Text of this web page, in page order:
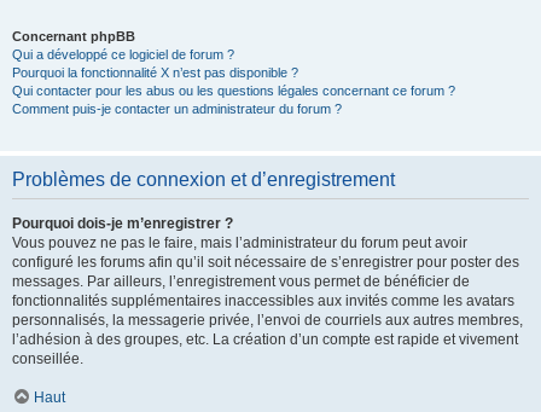
Concernant phpBB
Qui a développé ce logiciel de forum ?
Pourquoi la fonctionnalité X n’est pas disponible ?
Qui contacter pour les abus ou les questions légales concernant ce forum ?
Comment puis-je contacter un administrateur du forum ?
Problèmes de connexion et d’enregistrement
Pourquoi dois-je m’enregistrer ?
Vous pouvez ne pas le faire, mais l’administrateur du forum peut avoir
configuré les forums afin qu’il soit nécessaire de s’enregistrer pour poster des
messages. Par ailleurs, l’enregistrement vous permet de bénéficier de
fonctionnalités supplémentaires inaccessibles aux invités comme les avatars
personnalisés, la messagerie privée, l’envoi de courriels aux autres membres,
l’adhésion à des groupes, etc. La création d’un compte est rapide et vivement
conseillée.
Haut